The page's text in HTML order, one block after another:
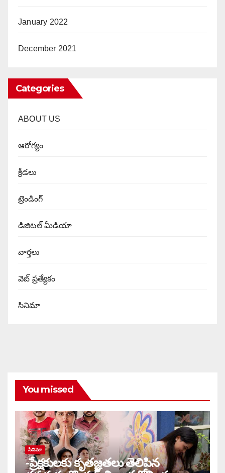
January 2022
December 2021
Categories
ABOUT US
ఆరోగ్యం
క్రీడలు
ట్రెండింగ్
డిజిటల్ మీడియా
వార్త‌లు
వెబ్ ప్రత్యేకం
సినిమా
You missed
సినిమా
-ప్రేక్షకులకు కృతజ్ఞతలు తెలిపిన